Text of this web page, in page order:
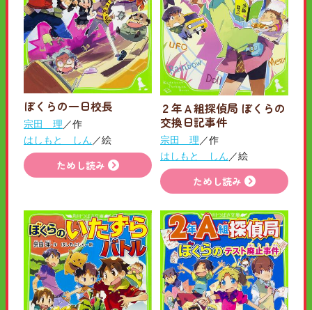
ぼくらの一日校長
宗田 理／作
はしもと しん／絵
ためし読み
２年Ａ組探偵局 ぼくらの
交換日記事件
宗田 理 ／作
はしもと しん ／絵
ためし読み